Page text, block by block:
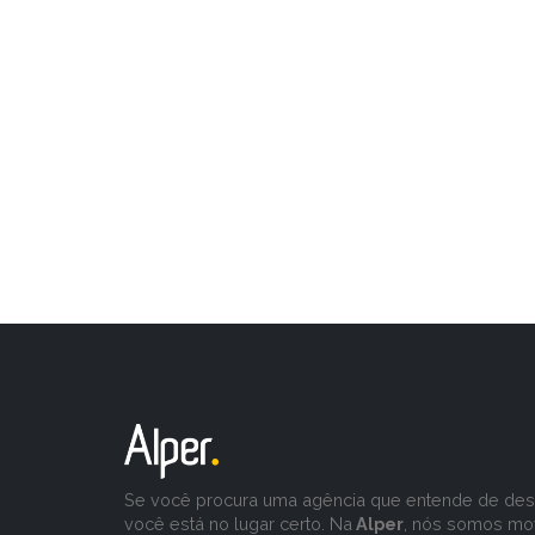
Se você procura uma agência que entende de
você está no lugar certo. Na Alper , nós somos